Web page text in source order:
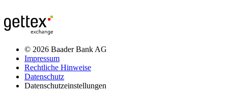
© 2026 Baader Bank AG
Impressum
Rechtliche Hinweise
Datenschutz
Datenschutzeinstellungen